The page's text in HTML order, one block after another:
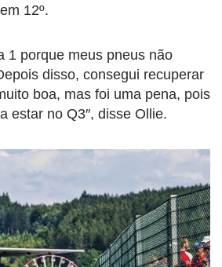
12º.
1 porque meus pneus não
disso, consegui recuperar
boa, mas foi uma pena, pois
estar no Q3″, disse Ollie.